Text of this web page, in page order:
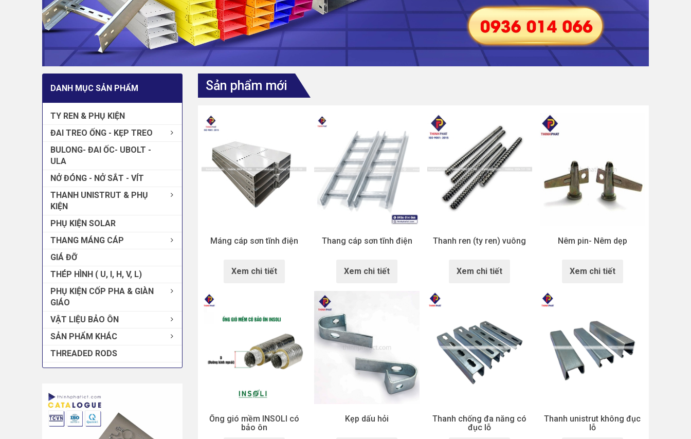
Sản phẩm mới
Máng cáp sơn tĩnh điện
Xem chi tiết
Thang cáp sơn tĩnh điện
Xem chi tiết
Thanh ren (ty ren) vuông
Xem chi tiết
Nêm pin- Nêm dẹp
Xem chi tiết
Ống gió mềm INSOLI có
bảo ôn
Kẹp dấu hỏi
Thanh chống đa năng có
đục lỗ
Thanh unistrut không đục
lỗ
DANH MỤC SẢN PHẨM
TY REN & PHỤ KIỆN
ĐAI TREO ỐNG - KẸP TREO
BULONG- ĐAI ỐC- UBOLT -
ULA
NỞ ĐÓNG - NỞ SẮT - VÍT
THANH UNISTRUT & PHỤ
KIỆN
PHỤ KIỆN SOLAR
THANG MÁNG CÁP
GIÁ ĐỠ
THÉP HÌNH ( U, I, H, V, L)
PHỤ KIỆN CỐP PHA & GIÀN
GIÁO
VẬT LIỆU BẢO ÔN
SẢN PHẨM KHÁC
THREADED RODS